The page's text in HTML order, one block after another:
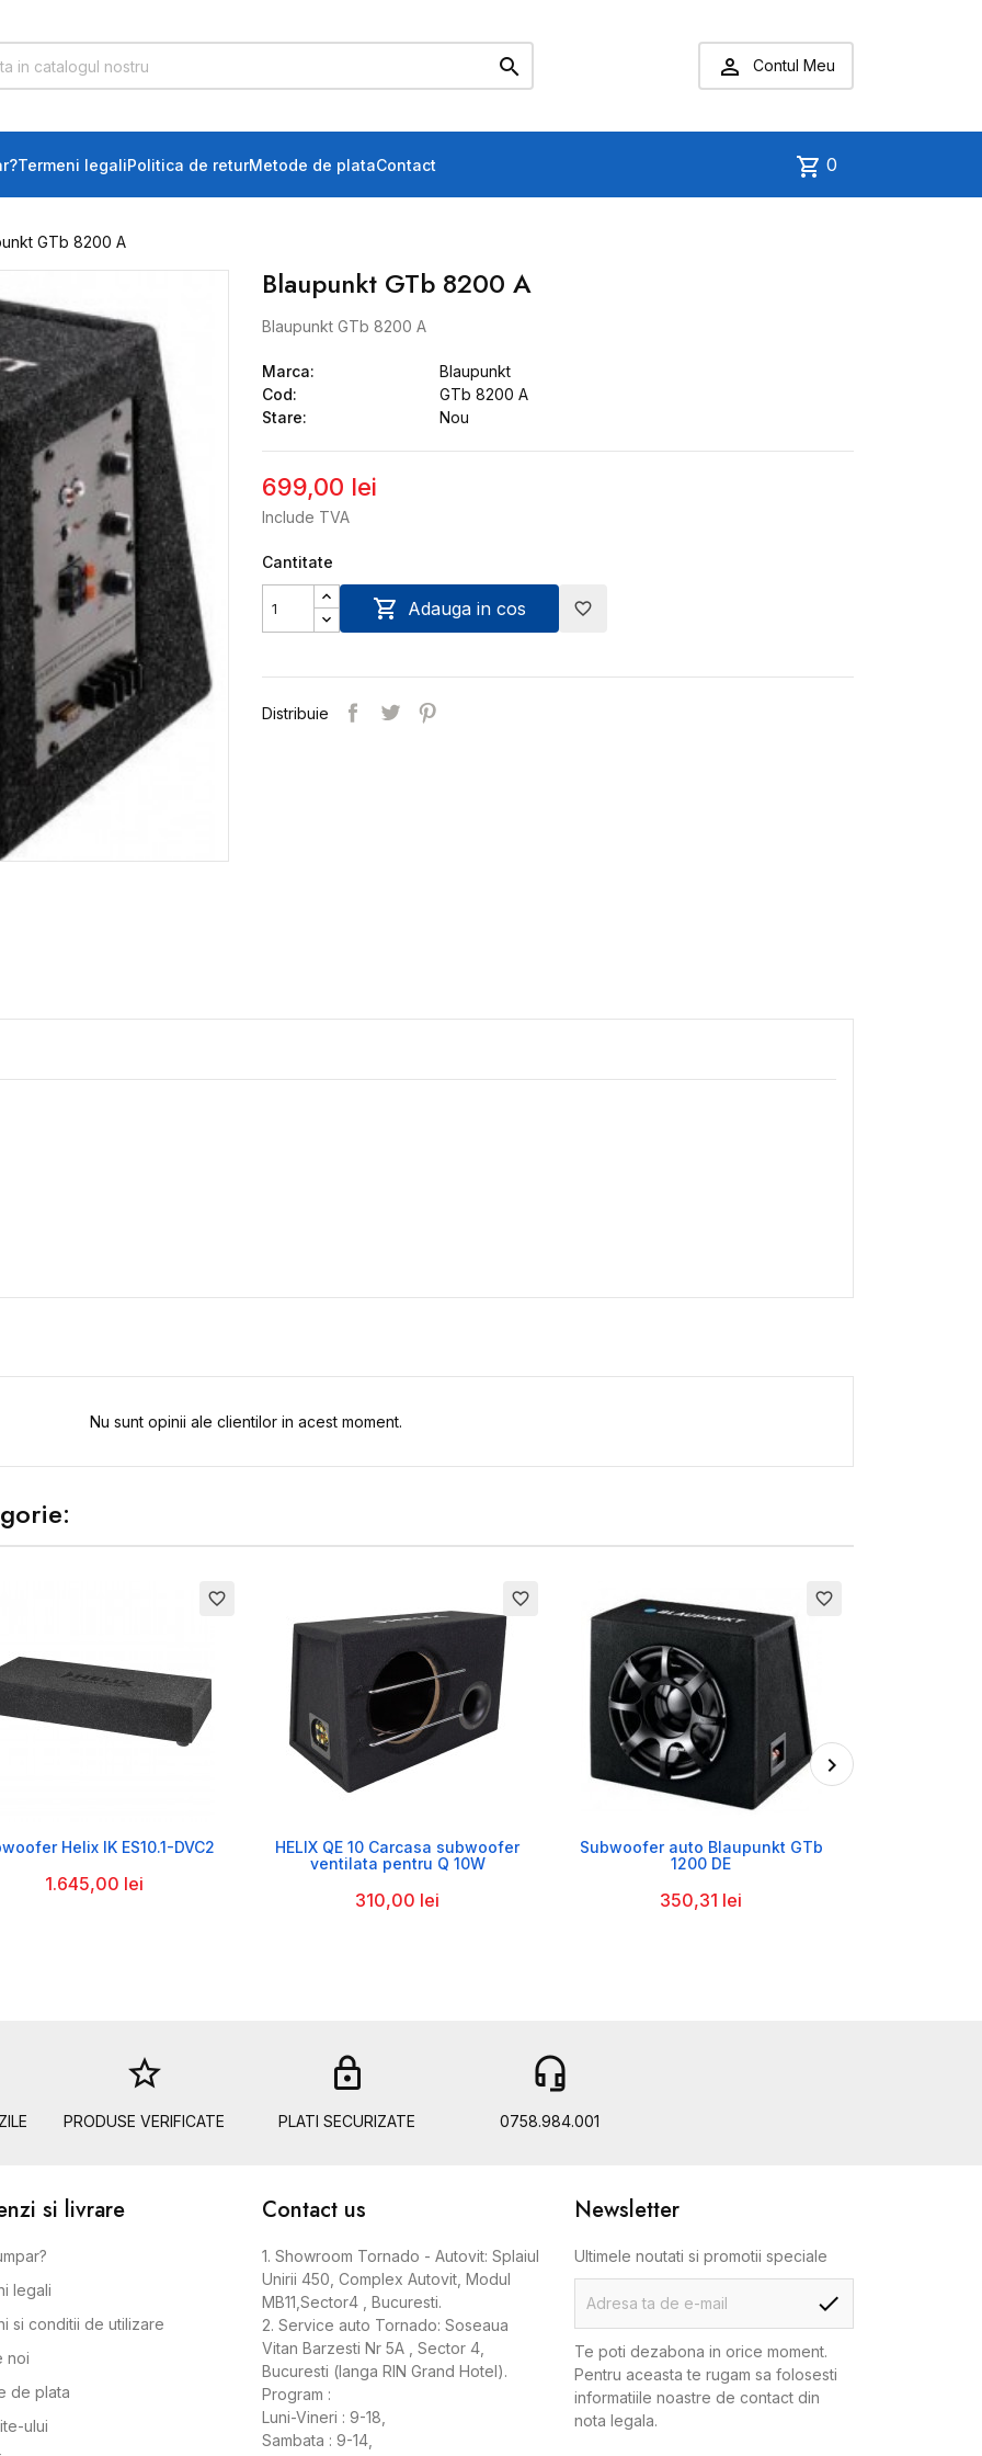
  Contul Meu
Termeni legaliPolitica de returMetode de plataContact shopping_cart 0
GTb 8200 A
Blaupunkt GTb 8200 A
Blaupunkt GTb 8200 A
Marca:
Blaupunkt
Cod:
GTb 8200 A
Stare:
Nou
699,00 lei
Include TVA
Cantitate
 Adauga in cos favorite_border
Distribuie
Nu sunt opinii ale clientilor in acest moment.
favorite_border

Helix IK ES10.1-DVC2
1.645,00 lei
favorite_border

HELIX QE 10 Carcasa subwoofer
ventilata pentru Q 10W
310,00 lei
favorite_border

Subwoofer auto Blaupunkt GTb
1200 DE
350,31 lei
star_border
PRODUSE VERIFICATE
lock
PLATI SECURIZATE
headset_mic
0758.984.001
si livrare
legali
si conditii de utilizare
noi
de plata
ului
Contact us
1. Showroom Tornado - Autovit: Splaiul
Unirii 450, Complex Autovit, Modul
MB11,Sector4 , Bucuresti.
2. Service auto Tornado: Soseaua
Vitan Barzesti Nr 5A , Sector 4,
Bucuresti (langa RIN Grand Hotel).
Program :
Luni-Vineri : 9-18,
Sambata : 9-14,
Newsletter
Ultimele noutati si promotii speciale
Te poti dezabona in orice moment.
Pentru aceasta te rugam sa folosesti
informatiile noastre de contact din
nota legala.